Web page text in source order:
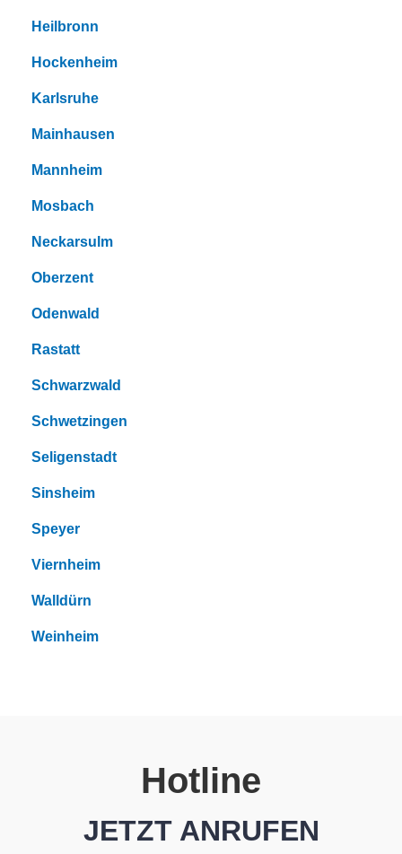
Heilbronn
Hockenheim
Karlsruhe
Mainhausen
Mannheim
Mosbach
Neckarsulm
Oberzent
Odenwald
Rastatt
Schwarzwald
Schwetzingen
Seligenstadt
Sinsheim
Speyer
Viernheim
Walldürn
Weinheim
Hotline
JETZT ANRUFEN